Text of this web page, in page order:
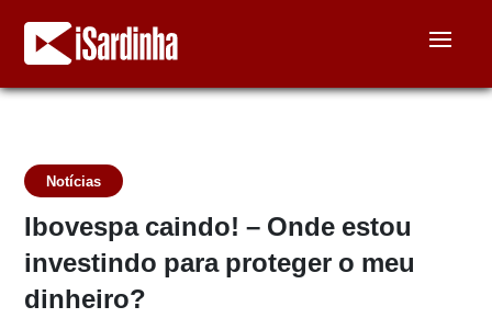
Notícias
Ibovespa caindo! – Onde estou
investindo para proteger o meu
dinheiro?